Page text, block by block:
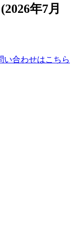
(2026年7月